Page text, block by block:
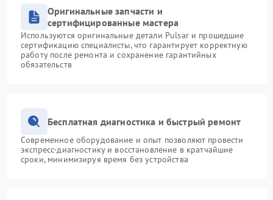
Оригинальные запчасти и
сертифицированные мастера
Используются оригинальные детали Pulsar и прошедшие
сертификацию специалисты, что гарантирует корректную
работу после ремонта и сохранение гарантийных
обязательств
Бесплатная диагностика и быстрый ремонт
Современное оборудование и опыт позволяют провести
экспресс-диагностику и восстановление в кратчайшие
сроки, минимизируя время без устройства